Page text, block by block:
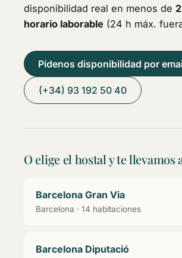
disponibilidad real en menos de
horario laborable (24 h máx.
Pídenos disponibilidad por
(+34) 93 192 50 40
O elige el hostal y te llevamos
Barcelona Gran Via
Barcelona · 14 habitaciones
Barcelona Diputació